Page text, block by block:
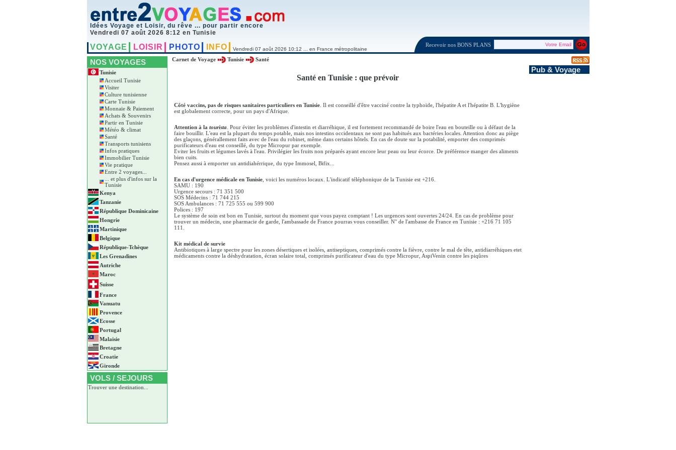
Idées Voyage et Loisir, du rêve ... pour partir encore
Vendredi 07 août 2026 8:12 en Tunisie
VOYAGE LOISIR PHOTO INFO Vendredi 07 août 2026 10:12 ... en France métropolitaine
Recevoir nos BONS PLANS
NOS VOYAGES
Tunisie
Accueil Tunisie
Visiter
Culture tunisienne
Carte Tunisie
Monnaie & Paiement
Achats & Souvenirs
Partir en Tunisie
Météo & climat
Santé
Transports tunisiens
Infos pratiques
Immobilier Tunisie
Vie pratique
Entre 2 voyages...
... et plus d'infos sur la
Tunisie
Kenya
Tanzanie
République Dominicaine
Hongrie
Martinique
Belgique
République-Tchèque
Les Grenadines
Autriche
Maroc
Suisse
France
Vanuatu
Provence
Ecosse
Portugal
Malaisie
Bretagne
Croatie
Gironde
VOLS / SEJOURS
Trouver une destination...
Carnet de Voyage Tunisie Santé
Santé en Tunisie : que prévoir
Côté vaccins, pas de risques sanitaires particuliers en Tunisie. Il est conseillé d'être vacciné contre la typhoïde, l'hépatite A et l'hépatite B. L'hygiène
est globalement correcte, pour un pays d'Afrique.
Attention à la tourista. Pour éviter les problèmes d'intestin et diarréhique, il est fortement recommandé de boire l'eau en bouteille ou à défaut de la
faire bouillir. L'eau est la plupart du temps potable, mais nos intestins occidentaux ne sont pas habitués aux bactéries locales. Attention donc au piège
des glaçons, générallement faits avec de l'eau du robinet, même dans certains hôtels. En cas de doute sur la potabilité, emporter des comprimés
purificateurs d'eau est conseillé, du type Micropur par exemple.
Eviter les fruits et légumes lavés à l'eau. Privilégier les fruits non préparés ayant encore leur peau ou leur écorce. De préférence manger des aliments
bien cuits.
Pensez aussi à emporter un antidiahérrique, du type Immosel, Bifix...
En cas d'urgence médicale en Tunisie, voici les numéros locaux. L'indicatif téléphonique de la Tunisie est +216.
SAMU : 190
Urgence secours : 71 351 500
SOS Médecins : 71 744 215
SOS Ambulances : 71 725 555 ou 599 900
Polices : 197
Le système de soin est bon en Tunisie, surtout du moment que vous payez comptant ! Les urgences sont ouvertes 24/24. En cas de problème pour
trouver un médecin, une pharmacie de garde, l'ambassade de France pourras vous conseiller. N° de l'ambasse de France en Tunisie : +216 71 105
111.
Kit médical de survie
Antibiotiques à large spectre pour les zones désertiques et isolées, antiseptiques, comprimés contre la fièvre, contre le mal de tête, antidiarréhiques etet
médicaments contre la déshydratation, écran solaire total, comprimés purificateur d'eau du type Micropur, AspiVenin contre les piqûres
Pub & Voyage